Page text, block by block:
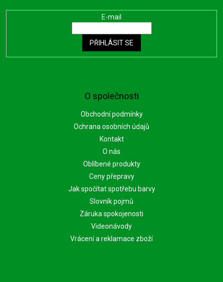
O společnosti
Obchodní podmínky
Ochrana osobních údajů
Kontakt
O nás
Oblíbené produkty
Ceny přepravy
Jak spočítat spotřebu barvy
Slovník pojmů
Záruka spokojenosti
Videonávody
Vrácení a reklamace zboží
E-mail
PŘIHLÁSIT SE